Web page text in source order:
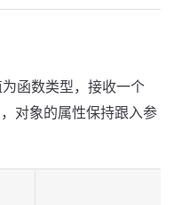
函数类型，接收一个
对象的属性保持跟入参